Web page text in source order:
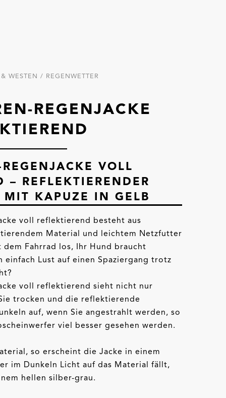
WESTEN / REGENWETTER
REGENJACKE
VOLL
– REFLEKTIERENDER
MIT KAPUZE IN GELB
voll reflektierend besteht aus
Material und leichtem Netzfutter
dem Fahrrad los, Ihr Hund braucht
einfach Lust auf einen Spaziergang trotz
voll reflektierend sieht nicht nur
trocken und die reflektierende
auf, wenn Sie angestrahlt werden, so
viel besser gesehen werden.
so erscheint die Jacke in einem
im Dunkeln Licht auf das Material fällt,
hellen silber-grau.